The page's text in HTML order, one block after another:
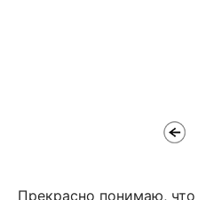
Прекрасно понимаю,